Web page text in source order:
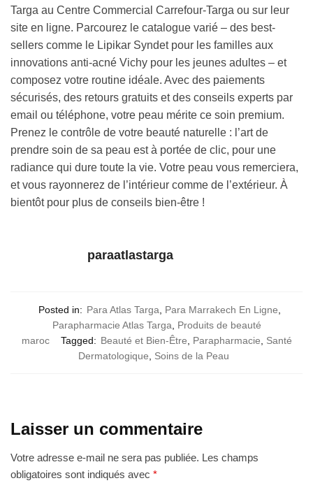
Targa au Centre Commercial Carrefour-Targa ou sur leur
site en ligne. Parcourez le catalogue varié – des best-
sellers comme le Lipikar Syndet pour les familles aux
innovations anti-acné Vichy pour les jeunes adultes – et
composez votre routine idéale. Avec des paiements
sécurisés, des retours gratuits et des conseils experts par
email ou téléphone, votre peau mérite ce soin premium.
Prenez le contrôle de votre beauté naturelle : l’art de
prendre soin de sa peau est à portée de clic, pour une
radiance qui dure toute la vie. Votre peau vous remerciera,
et vous rayonnerez de l’intérieur comme de l’extérieur. À
bientôt pour plus de conseils bien-être !
paraatlastarga
Posted in: Para Atlas Targa, Para Marrakech En Ligne,
Parapharmacie Atlas Targa, Produits de beauté
maroc
Tagged: Beauté et Bien-Être, Parapharmacie, Santé
Dermatologique, Soins de la Peau
Laisser un commentaire
Votre adresse e-mail ne sera pas publiée. Les champs
obligatoires sont indiqués avec *